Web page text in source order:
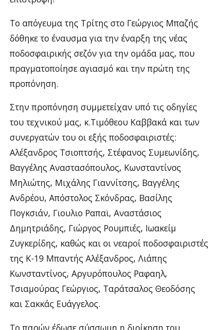
Το απόγευμα της Τρίτης στο Γεώργιος Μπαζής
δόθηκε το έναυσμα για την έναρξη της νέας
ποδοσφαιρικής σεζόν για την ομάδα μας, που
πραγματοποίησε αγιασμό και την πρώτη της
προπόνηση.
Στην προπόνηση συμμετείχαν υπό τις οδηγίες
του τεχνικού μας, κ.Τιμόθεου Καββακά και των
συνεργατών του οι εξής ποδοσφαιριστές:
Αλέξανδρος Τσιοπτσής, Στέφανος Συμεωνίδης,
Βαγγέλης Αναστασόπουλος, Κωνσταντίνος
Μηλιώτης, Μιχάλης Γιαννίτσης, Βαγγέλης
Ανδρέου, Απόστολος Σκόνδρας, Βασίλης
Πογκσιάν, Γιουλιο Ραπαϊ, Αναστάσιος
Δημητριάδης, Γιώργος Ρουμπιές, Ιωακείμ
Ζυγκερίδης, καθώς και οι νεαροί ποδοσφαιριστές
της Κ-19 Μπαντής Αλέξανδρος, Λιάπης
Κωνσταντίνος, Αργυρόπουλος Ραφαηλ,
Τσιαμούρας Γεώργιος, Ταράτσαλος Θεοδόσης
και Σακκάς Ευάγγελος.
Το παρών έδωσε σύσσωμη η διοίκηση του